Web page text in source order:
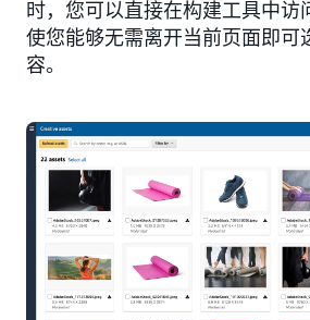
时，您可以直接在构建工具中访
使您能够无需离开当前页面即可
容。